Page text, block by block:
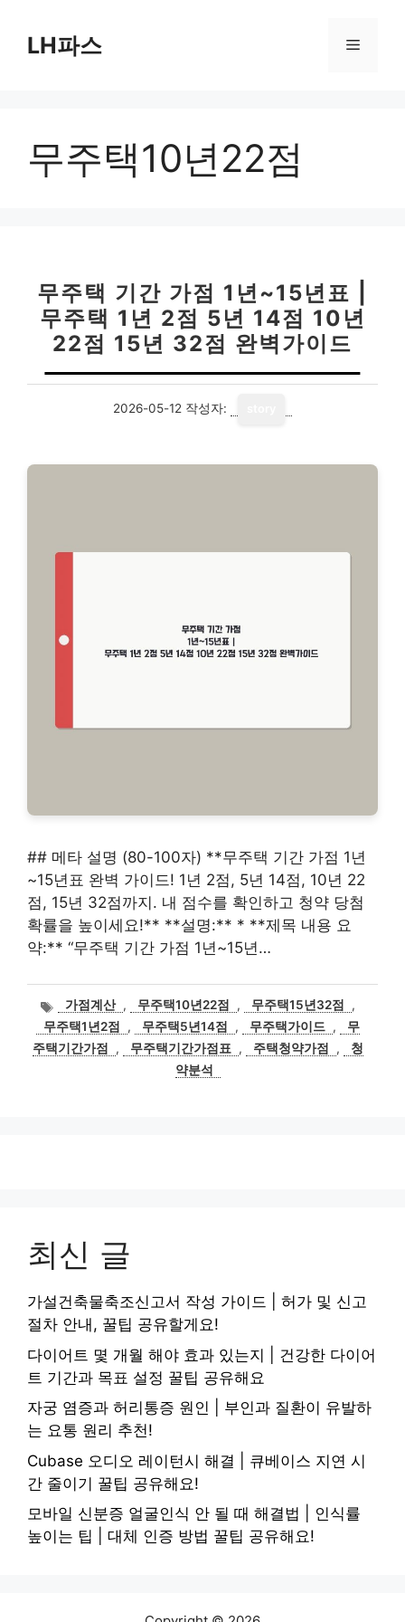
LH파스 메
무주택10년22점
무주택 기간 가점 1년~15년표 |
무주택 1년 2점 5년 14점 10년
22점 15년 32점 완벽가이드
2026-05-12 작성자:
## 메타 설명 (80-100자) **무주택 기간 가점 1년
~15년표 완벽 가이드! 1년 2점, 5년 14점, 10년 22
점, 15년 32점까지. 내 점수를 확인하고 청약 당첨
확률을 높이세요!** **설명:** * **제목 내용 요
약:** “무주택 기간 가점 1년~15년…
태
그
가점계산 , 무주택10년22점 , 무주택15년32점
,
무주택1년2점
, 무주택5년14점 , 무주택가이드 ,
무
주택기간가점
, 무주택기간가점표 , 주택청약가점 ,
청
약분석
최신 글
가설건축물축조신고서 작성 가이드 | 허가 및 신고
절차 안내, 꿀팁 공유할게요!
다이어트 몇 개월 해야 효과 있는지 | 건강한 다이어
트 기간과 목표 설정 꿀팁 공유해요
자궁 염증과 허리통증 원인 | 부인과 질환이 유발하
는 요통 원리 추천!
Cubase 오디오 레이턴시 해결 | 큐베이스 지연 시
간 줄이기 꿀팁 공유해요!
모바일 신분증 얼굴인식 안 될 때 해결법 | 인식률
높이는 팁 | 대체 인증 방법 꿀팁 공유해요!